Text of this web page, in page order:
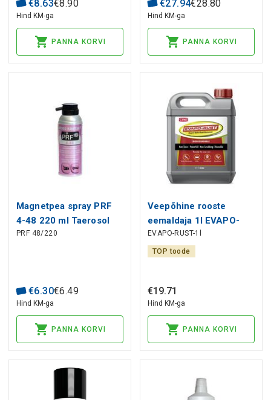
€8.63€8.90
Hind KM-ga
PANNA KORVI
€27.94€28.80
Hind KM-ga
PANNA KORVI
Magnetpea spray PRF
4-48 220 ml Taerosol
PRF 48/220
€6.30€6.49
Hind KM-ga
PANNA KORVI
Veepõhine rooste
eemaldaja 1l EVAPO-
RUST CRC
EVAPO-RUST-1l
TOP toode
€19.71
Hind KM-ga
PANNA KORVI